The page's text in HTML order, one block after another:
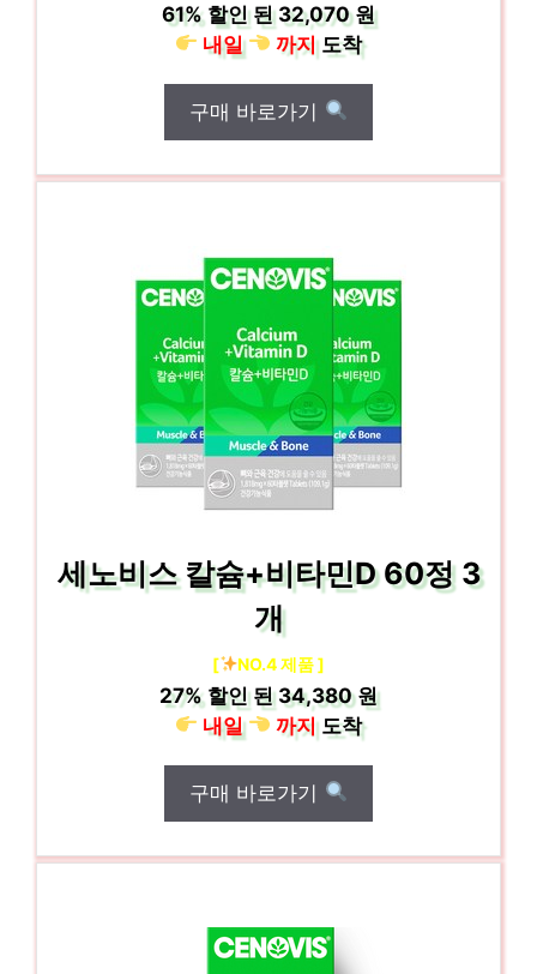
61% 할인 된32,070 원
내일
까지도착
구매 바로가기
세노비스 칼슘+비타민D 60정 3
개
[ NO.4 제품 ]
27% 할인 된34,380 원
내일
까지도착
구매 바로가기